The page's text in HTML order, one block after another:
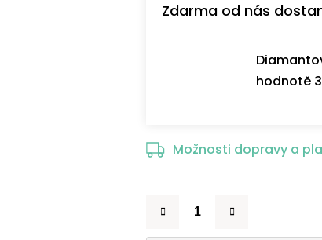
Zdarma od nás
hodnotě
Možnosti dopravy a